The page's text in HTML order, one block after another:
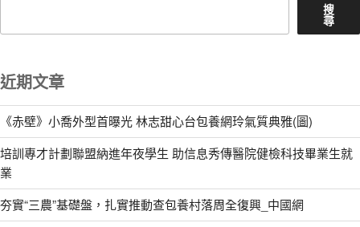
搜
尋
近期文章
《赤壁》小喬外型首曝光 林志甜心台包養網玲氣質典雅(圖)
培訓專才計劃聯盟納進年夜學生 助信息秀傳醫院健檢科技畢業生就
業
夯實“三農”基礎盤，扎實推動查包養村落周全復興_中國網